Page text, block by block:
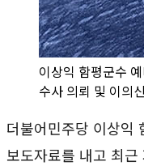
이상익 함평군수
수사 의뢰 및 이의
더불어민주당 이상익
보도자료를 내고 최